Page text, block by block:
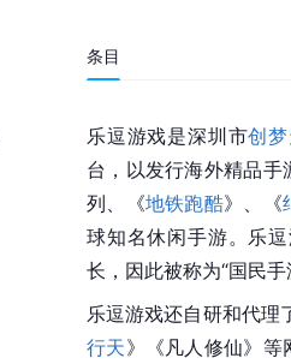
条目
乐逗游戏是深圳市创
台，以发行海外精品
列、《地铁跑酷》、《
球知名休闲手游。乐
长，因此被称为“国民
乐逗游戏还自研和代理
行天》《 凡人修仙》等